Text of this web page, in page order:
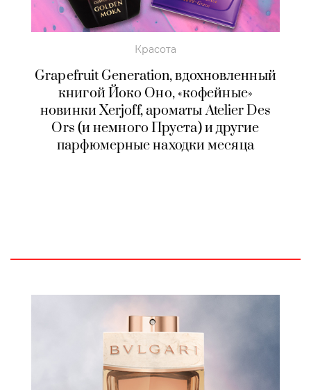
Красота
Grapefruit Generation, вдохновленный
книгой Йоко Оно, «кофейные»
новинки Xerjoff, ароматы Atelier Des
Ors (и немного Пруста) и другие
парфюмерные находки месяца